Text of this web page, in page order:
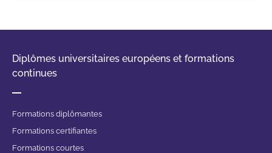
Diplômes universitaires européens et formations
continues
Formations diplômantes
Formations certifiantes
Formations courtes